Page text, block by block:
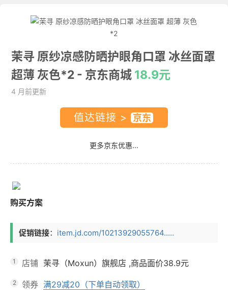
茉寻 原纱凉感防晒护眼角口罩 冰丝面罩
超薄 灰色*2 - 京东商城 18.9元
4 月前更新
值达链接 >
更多京东优惠...
购买方案
促销链接： item.jd.com/10213929055764.....
1 店铺 茉寻（Moxun）旗舰店 ,商品面价38.9元
2 领券 满29减20（下单自动领取）